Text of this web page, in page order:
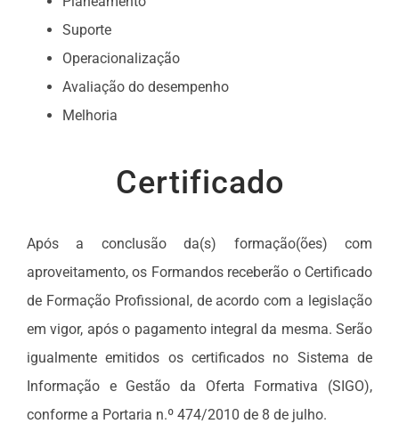
Suporte
Operacionalização
Avaliação do desempenho
Melhoria
Certificado
Após a conclusão da(s) formação(ões) com
aproveitamento, os Formandos receberão o Certificado
de Formação Profissional, de acordo com a legislação
em vigor, após o pagamento integral da mesma. Serão
igualmente emitidos os certificados no Sistema de
Informação e Gestão da Oferta Formativa (SIGO),
conforme a Portaria n.º 474/2010 de 8 de julho.